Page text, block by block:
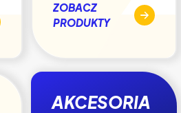
ZOBACZ
PRODUKTY
AKCESORIA